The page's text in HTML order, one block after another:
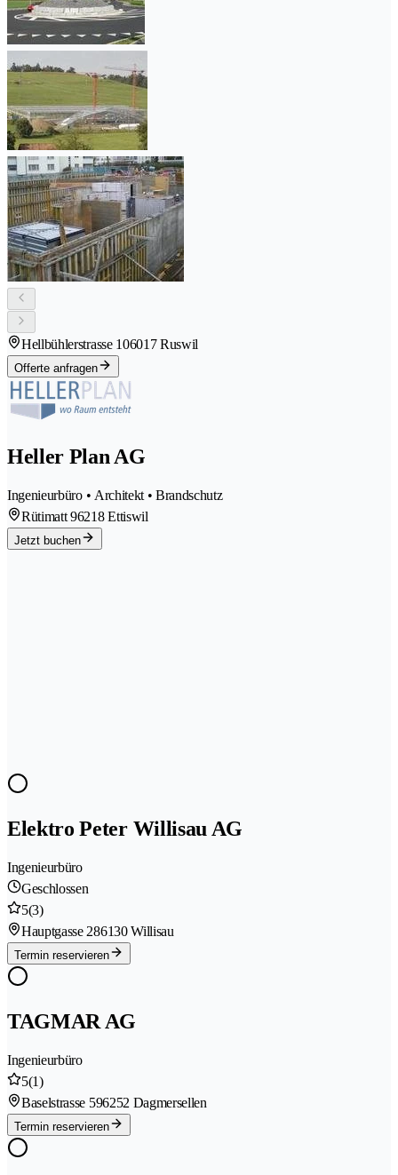
Hellbühlerstrasse 106017 Ruswil
Offerte anfragen
Heller Plan AG
Ingenieurbüro • Architekt • Brandschutz
Rütimatt 96218 Ettiswil
Jetzt buchen
Elektro Peter Willisau AG
Ingenieurbüro
Geschlossen
5(3)
Hauptgasse 286130 Willisau
Termin reservieren
TAGMAR AG
Ingenieurbüro
5(1)
Baselstrasse 596252 Dagmersellen
Termin reservieren